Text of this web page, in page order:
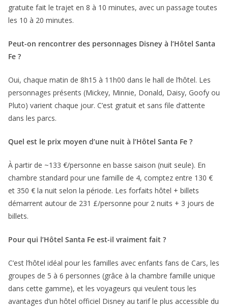
gratuite fait le trajet en 8 à 10 minutes, avec un passage toutes
les 10 à 20 minutes.
Peut-on rencontrer des personnages Disney à l’Hôtel Santa
Fe ?
Oui, chaque matin de 8h15 à 11h00 dans le hall de l’hôtel. Les
personnages présents (Mickey, Minnie, Donald, Daisy, Goofy ou
Pluto) varient chaque jour. C’est gratuit et sans file d’attente
dans les parcs.
Quel est le prix moyen d’une nuit à l’Hôtel Santa Fe ?
À partir de ~133 €/personne en basse saison (nuit seule). En
chambre standard pour une famille de 4, comptez entre 130 €
et 350 € la nuit selon la période. Les forfaits hôtel + billets
démarrent autour de 231 £/personne pour 2 nuits + 3 jours de
billets.
Pour qui l’Hôtel Santa Fe est-il vraiment fait ?
C’est l’hôtel idéal pour les familles avec enfants fans de Cars, les
groupes de 5 à 6 personnes (grâce à la chambre famille unique
dans cette gamme), et les voyageurs qui veulent tous les
avantages d’un hôtel officiel Disney au tarif le plus accessible du